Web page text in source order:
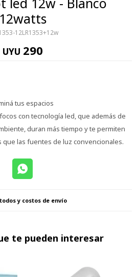
12watts
12LR1353+12w
UYU 290
tus espacios
con tecnología led, que además de
duran más tiempo y te permiten
que las fuentes de luz convencionales.
y costos de envío
te pueden interesar